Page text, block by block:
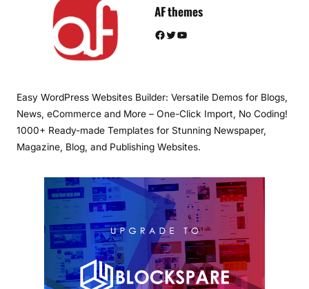
AF themes
Facebook Twitter YouTube
Easy WordPress Websites Builder: Versatile Demos for Blogs,
News, eCommerce and More – One-Click Import, No Coding!
1000+ Ready-made Templates for Stunning Newspaper,
Magazine, Blog, and Publishing Websites.